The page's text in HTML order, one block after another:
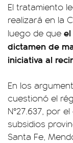
El tratamiento
realizará en la
luego de que
dictamen de
iniciativa al
En los
cuestionó el
N°27.637, por
subsidios
Santa Fe,